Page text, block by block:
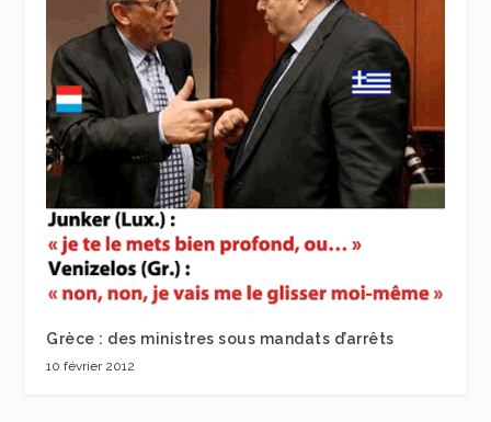
Grèce : des ministres sous mandats d’arrêts
10 février 2012